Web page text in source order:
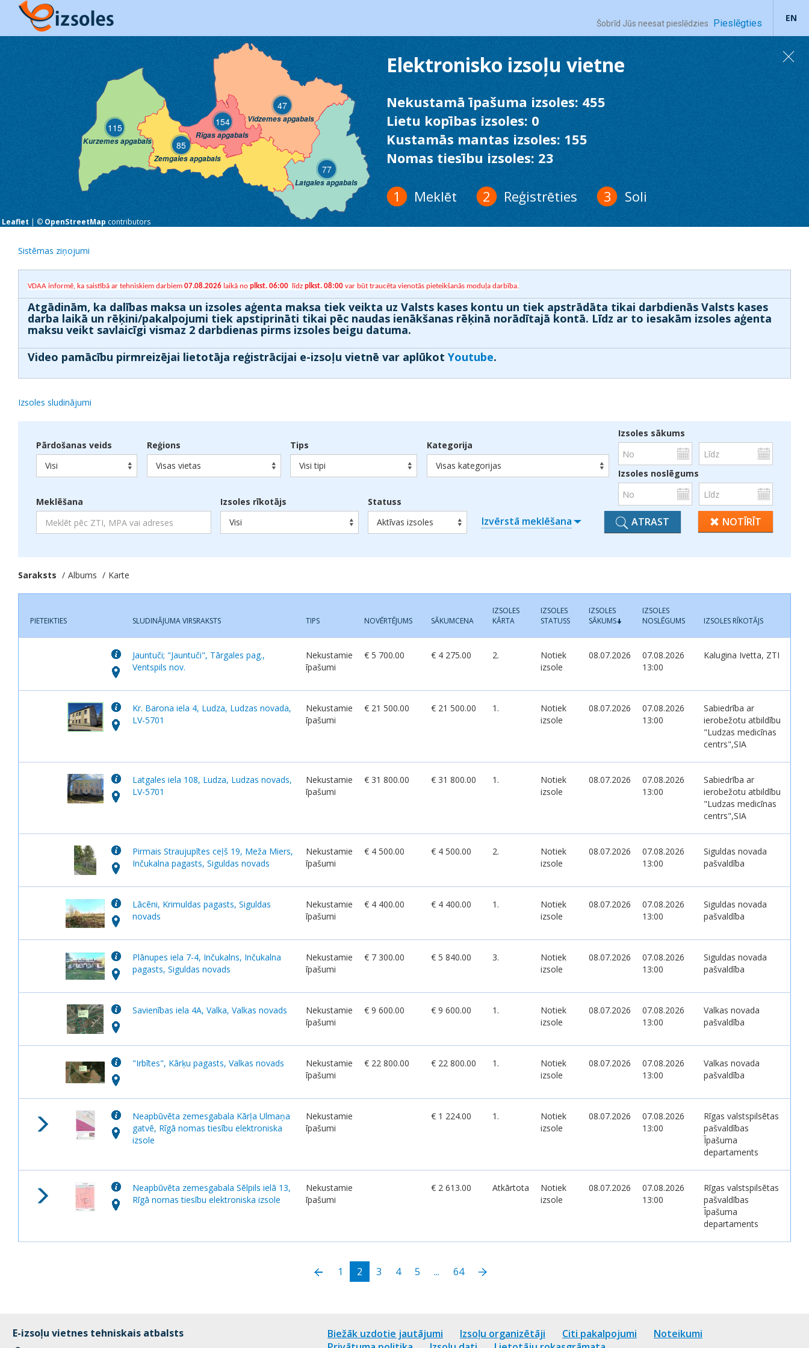
Šobrīd Jūs neesat pieslēdzies Pieslēgties EN
85
Zemgales apgabals
115
Kurzemes apgabals
77
Latgales apgabals
154
Rīgas apgabals
47
Vidzemes apgabals
Elektronisko izsoļu vietne
Nekustamā īpašuma izsoles: 455
Lietu kopības izsoles: 0
Kustamās mantas izsoles: 155
Nomas tiesību izsoles: 23
Meklēt Reģistrēties Soli
Leaflet | © OpenStreetMap contributors
Sistēmas ziņojumi
VDAA informē, ka saistībā ar tehniskiem darbiem 07.08.2026 laikā no plkst. 06:00 līdz plkst. 08:00 var būt traucēta vienotās pieteikšanās moduļa darbība.
Atgādinām, ka dalības maksa un izsoles aģenta maksa tiek veikta uz Valsts kases kontu un tiek apstrādāta tikai darbdienās Valsts kases
darba laikā un rēķini/pakalpojumi tiek apstiprināti tikai pēc naudas ienākšanas rēķinā norādītajā kontā. Līdz ar to iesakām izsoles aģenta
maksu veikt savlaicīgi vismaz 2 darbdienas pirms izsoles beigu datuma.
Video pamācību pirmreizējai lietotāja reģistrācijai e-izsoļu vietnē var aplūkot Youtube.
Izsoles sludinājumi
Pārdošanas veids
Visi
Reģions
Visas vietas
Tips
Visi tipi
Kategorija
Visas kategorijas
Izsoles sākums
Izsoles noslēgums
Meklēšana
Izsoles rīkotājs
Visi
Statuss
Aktīvas izsoles
Izvērstā meklēšana ATRAST NOTĪRĪT
Saraksts Albums Karte
PIETEIKTIES SLUDINĀJUMA VIRSRAKSTS TIPS NOVĒRTĒJUMS SĀKUMCENA
IZSOLES
KĀRTA
IZSOLES
STATUSS
IZSOLES
SĀKUMS
IZSOLES
NOSLĒGUMS
IZSOLES RĪKOTĀJS
Jauntuči; "Jauntuči", Tārgales pag.,
Ventspils nov.
Nekustamie
īpašumi
€ 5 700.00 € 4 275.00 2.
Notiek
izsole
08.07.2026
07.08.2026
13:00
Kalugina Ivetta, ZTI
Kr. Barona iela 4, Ludza, Ludzas novada,
LV-5701
Nekustamie
īpašumi
€ 21 500.00 € 21 500.00 1.
Notiek
izsole
08.07.2026
07.08.2026
13:00
Sabiedrība ar
ierobežotu atbildību
"Ludzas medicīnas
centrs",SIA
Latgales iela 108, Ludza, Ludzas novads,
LV-5701
Nekustamie
īpašumi
€ 31 800.00 € 31 800.00 1.
Notiek
izsole
08.07.2026
07.08.2026
13:00
Sabiedrība ar
ierobežotu atbildību
"Ludzas medicīnas
centrs",SIA
Pirmais Straujupītes ceļš 19, Meža Miers,
Inčukalna pagasts, Siguldas novads
Nekustamie
īpašumi
€ 4 500.00 € 4 500.00 2.
Notiek
izsole
08.07.2026
07.08.2026
13:00
Siguldas novada
pašvaldība
Lācēni, Krimuldas pagasts, Siguldas
novads
Nekustamie
īpašumi
€ 4 400.00 € 4 400.00 1.
Notiek
izsole
08.07.2026
07.08.2026
13:00
Siguldas novada
pašvaldība
Plānupes iela 7-4, Inčukalns, Inčukalna
pagasts, Siguldas novads
Nekustamie
īpašumi
€ 7 300.00 € 5 840.00 3.
Notiek
izsole
08.07.2026
07.08.2026
13:00
Siguldas novada
pašvaldība
Savienības iela 4A, Valka, Valkas novads
Nekustamie
īpašumi
€ 9 600.00 € 9 600.00 1.
Notiek
izsole
08.07.2026
07.08.2026
13:00
Valkas novada
pašvaldība
"Irbītes", Kārķu pagasts, Valkas novads
Nekustamie
īpašumi
€ 22 800.00 € 22 800.00 1.
Notiek
izsole
08.07.2026
07.08.2026
13:00
Valkas novada
pašvaldība
Neapbūvēta zemesgabala Kārļa Ulmaņa
gatvē, Rīgā nomas tiesību elektroniska
izsole
Nekustamie
īpašumi
€ 1 224.00 1.
Notiek
izsole
08.07.2026
07.08.2026
13:00
Rīgas valstspilsētas
pašvaldības
Īpašuma
departaments
Neapbūvēta zemesgabala Sēlpils ielā 13,
Rīgā nomas tiesību elektroniska izsole
Nekustamie
īpašumi
€ 2 613.00 Atkārtota
Notiek
izsole
08.07.2026
07.08.2026
13:00
Rīgas valstspilsētas
pašvaldības
Īpašuma
departaments
1 2 3 4 5 ... 64
E-izsoļu vietnes tehniskais atbalsts Biežāk uzdotie jautājumi Izsoļu organizētāji Citi pakalpojumi
Noteikumi